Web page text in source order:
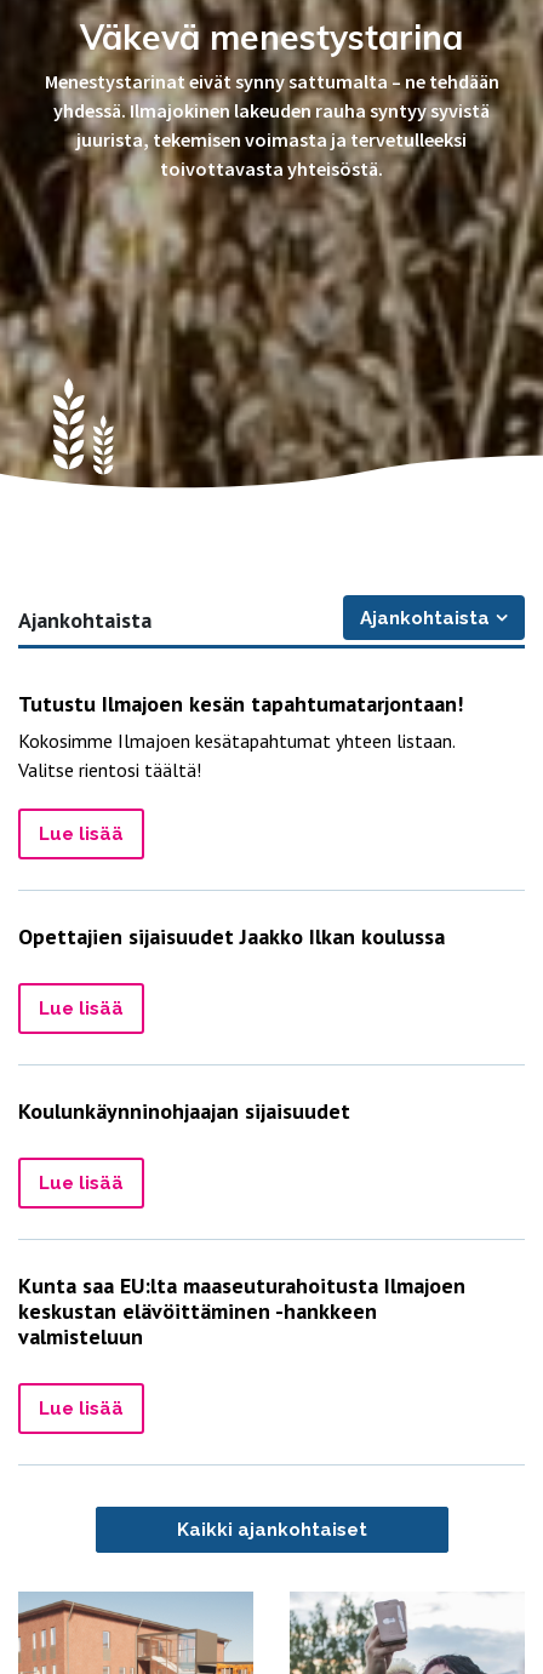
Väkevä menestystarina
Menestystarinat eivät synny sattumalta – ne tehdään
yhdessä. Ilmajokinen lakeuden rauha syntyy syvistä
juurista, tekemisen voimasta ja tervetulleeksi
toivottavasta yhteisöstä.
Ajankohtaista
Tarjouspyynnöt
Työpaikat
Esityslistat ja
Ajankohtaista
Tutustu Ilmajoen kesän tapahtumatarjontaan!
Kokosimme Ilmajoen kesätapahtumat yhteen listaan.
Valitse rientosi täältä!
Lue lisää
Opettajien sijaisuudet Jaakko Ilkan koulussa
Lue lisää
Koulunkäynninohjaajan sijaisuudet
Lue lisää
Kunta saa EU:lta maaseuturahoitusta Ilmajoen
keskustan elävöittäminen -hankkeen
valmisteluun
Lue lisää
Kaikki ajankohtaiset